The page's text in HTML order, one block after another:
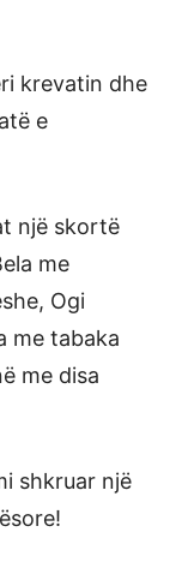
krevatin dhe
e
një skortë
me
Ogi
me tabaka
me disa
shkruar një